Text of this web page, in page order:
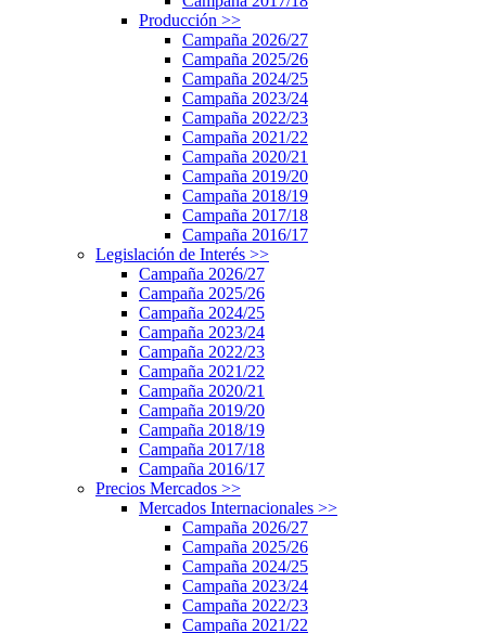
Producción >>
Campaña 2026/27
Campaña 2025/26
Campaña 2024/25
Campaña 2023/24
Campaña 2022/23
Campaña 2021/22
Campaña 2020/21
Campaña 2019/20
Campaña 2018/19
Campaña 2017/18
Campaña 2016/17
Legislación de Interés >>
Campaña 2026/27
Campaña 2025/26
Campaña 2024/25
Campaña 2023/24
Campaña 2022/23
Campaña 2021/22
Campaña 2020/21
Campaña 2019/20
Campaña 2018/19
Campaña 2017/18
Campaña 2016/17
Precios Mercados >>
Mercados Internacionales >>
Campaña 2026/27
Campaña 2025/26
Campaña 2024/25
Campaña 2023/24
Campaña 2022/23
Campaña 2021/22